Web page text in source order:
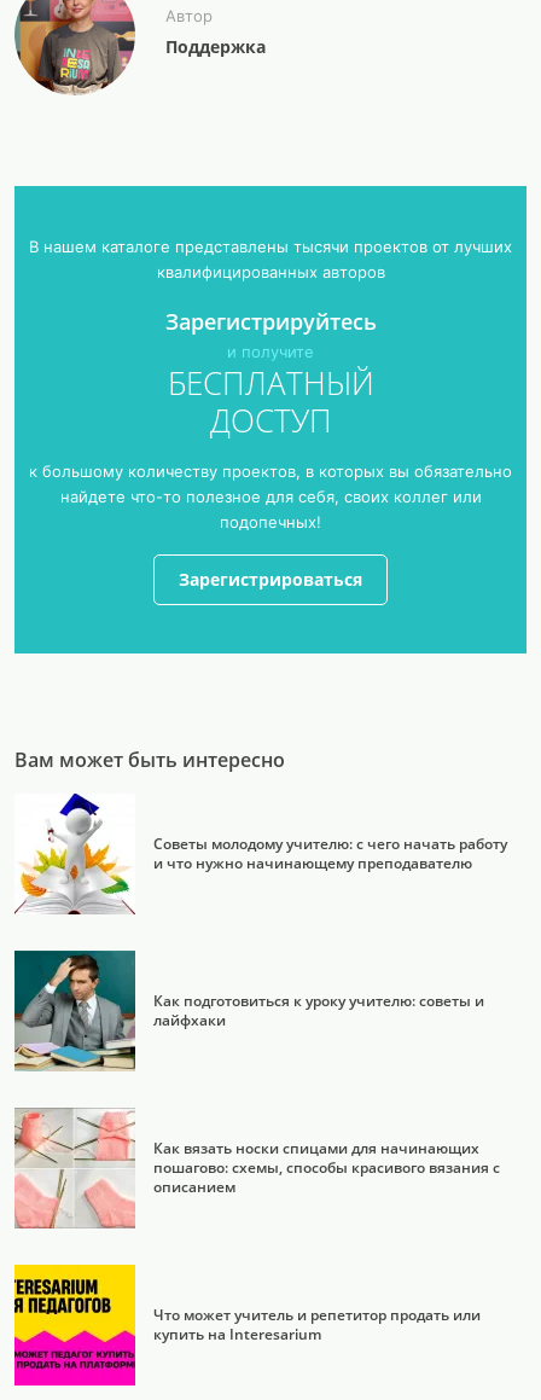
Автор
Поддержка
В нашем каталоге представлены тысячи проектов от лучших
квалифицированных авторов
Зарегистрируйтесь
и получите
БЕСПЛАТНЫЙ
ДОСТУП
к большому количеству проектов, в которых вы обязательно
найдете что-то полезное для себя, своих коллег или
подопечных!
Зарегистрироваться
Вам может быть интересно
Советы молодому учителю: с чего начать работу
и что нужно начинающему преподавателю
Как подготовиться к уроку учителю: советы и
лайфхаки
Как вязать носки спицами для начинающих
пошагово: схемы, способы красивого вязания с
описанием
Что может учитель и репетитор продать или
купить на Interesarium